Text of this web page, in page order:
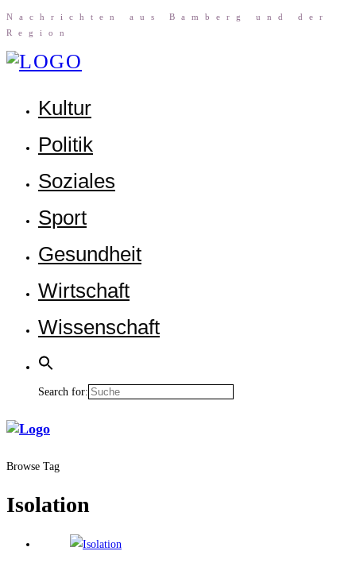
Nach­rich­ten aus Bam­berg und der
Region
Kul­tur
Poli­tik
Sozia­les
Sport
Gesund­heit
Wirt­schaft
Wis­sen­schaft
Search for:
Browse Tag
Isolation